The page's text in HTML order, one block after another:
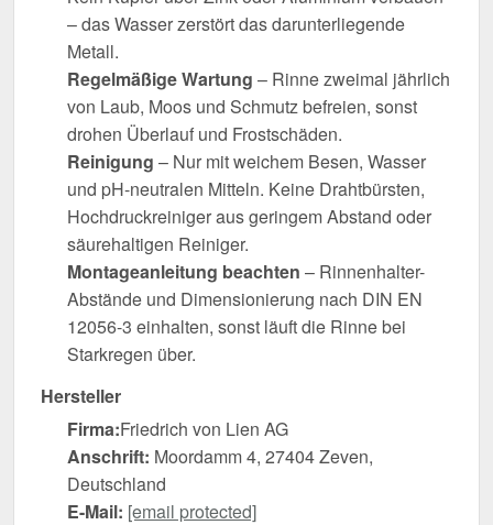
– das Wasser zerstört das darunterliegende
Metall.
Regelmäßige Wartung – Rinne zweimal jährlich
von Laub, Moos und Schmutz befreien, sonst
drohen Überlauf und Frostschäden.
Reinigung – Nur mit weichem Besen, Wasser
und pH-neutralen Mitteln. Keine Drahtbürsten,
Hochdruckreiniger aus geringem Abstand oder
säurehaltigen Reiniger.
Montageanleitung beachten – Rinnenhalter-
Abstände und Dimensionierung nach DIN EN
12056-3 einhalten, sonst läuft die Rinne bei
Starkregen über.
Hersteller
Firma:Friedrich von Lien AG
Anschrift: Moordamm 4, 27404 Zeven,
Deutschland
E-Mail: [email protected]